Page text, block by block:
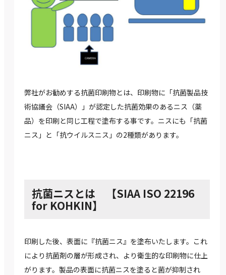
弊社がお勧めする抗菌印刷物とは、印刷物に「抗菌製品技
術協議会（SIAA）」が認定した抗菌効果のあるニス（薬
品）を印刷と同じ工程で塗布する事です。ニスにも「抗菌
ニス」と「抗ウイルスニス」の2種類があります。
抗菌ニスとは 【SIAA ISO 22196
for KOHKIN】
印刷した後、表面に『抗菌ニス』を塗布いたします。これ
により抗菌剤の層が形成され、より衛生的な印刷物に仕上
がります。製品の表面に抗菌ニスを塗ると菌が抑制され